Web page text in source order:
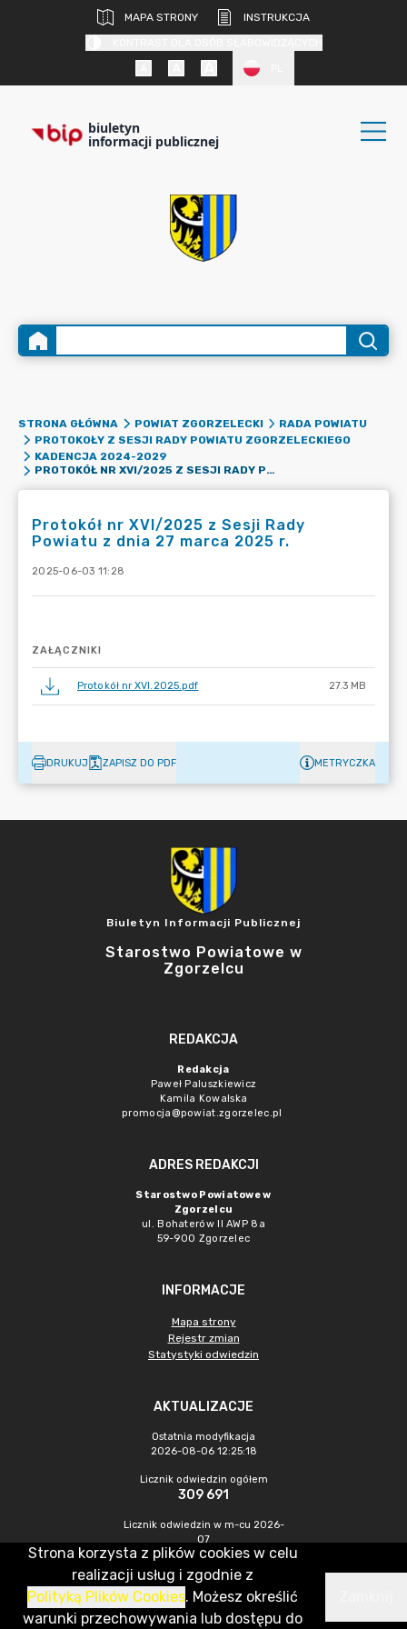
MAPA STRONY
INSTRUKCJA
biuletyn
informacji publicznej
STRONA GŁÓWNA POWIAT ZGORZELECKI
RADA POWIATU
PROTOKOŁY Z SESJI RADY POWIATU ZGORZELECKIEGO
KADENCJA 2024-2029
PROTOKÓŁ NR XVI/2025 Z SESJI RADY POWIATU Z DNIA 27 MARCA 2025 R.
Protokół nr XVI/2025 z Sesji Rady
Powiatu z dnia 27 marca 2025 r.
2025-06-03 11:28
ZAŁĄCZNIKI
Protokół nr XVI.2025.pdf 27.3 MB
DRUKUJ ZAPISZ DO PDF METRYCZKA
Biuletyn Informacji Publicznej
Starostwo Powiatowe w
Zgorzelcu
REDAKCJA
Redakcja
Paweł Paluszkiewicz
Kamila Kowalska
promocja@powiat.zgorzelec.pl
ADRES REDAKCJI
Starostwo Powiatowe w
Zgorzelcu
ul. Bohaterów II AWP 8a
59-900 Zgorzelec
INFORMACJE
Mapa strony
Rejestr zmian
Statystyki odwiedzin
AKTUALIZACJE
Ostatnia modyfikacja
2026-08-06 12:25:18
Licznik odwiedzin ogółem
309 691
Licznik odwiedzin w m-cu 2026-
07
389
CMS & Hosting: Nefeni Sp. z o.o.
Strona korzysta z plików cookies w celu
realizacji usług i zgodnie z
Polityką Plików Cookies. Możesz określić
warunki przechowywania lub dostępu do